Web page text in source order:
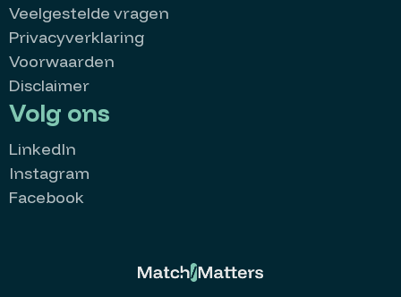
Kan ik je ergens mee helpen?
Veelgestelde vragen
Privacyverklaring
Voorwaarden
Disclaimer
Volg ons
LinkedIn
Instagram
Facebook